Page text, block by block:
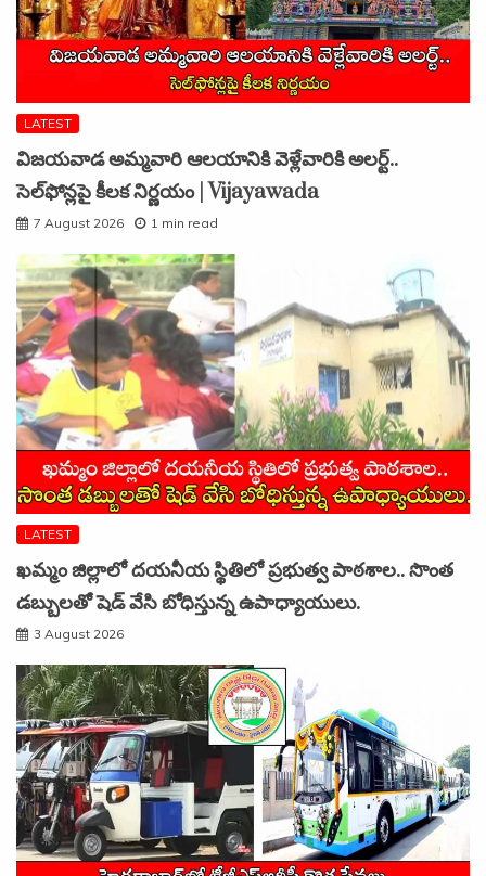
LATEST
విజయవాడ అమ్మవారి ఆలయానికి వెళ్లేవారికి అలర్ట్..
సెల్‌ఫోన్లపై కీలక నిర్ణయం | Vijayawada
7 August 2026 1 min read
LATEST
ఖమ్మం జిల్లాలో దయనీయ స్థితిలో ప్రభుత్వ పాఠశాల.. సొంత
డబ్బులతో షెడ్ వేసి బోధిస్తున్న ఉపాధ్యాయులు.
3 August 2026